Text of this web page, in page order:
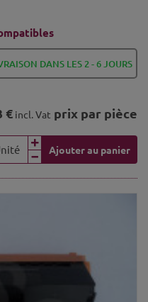
DANS LES 2 - 6 JOURS
€ incl. Vat prix par pièce
Ajouter au panier